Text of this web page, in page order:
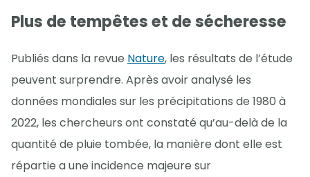
Plus de tempêtes et de sécheresse
Publiés dans la revue Nature, les résultats de l’étude
peuvent surprendre. Après avoir analysé les
données mondiales sur les précipitations de 1980 à
2022, les chercheurs ont constaté qu’au-delà de la
quantité de pluie tombée, la manière dont elle est
répartie a une incidence majeure sur